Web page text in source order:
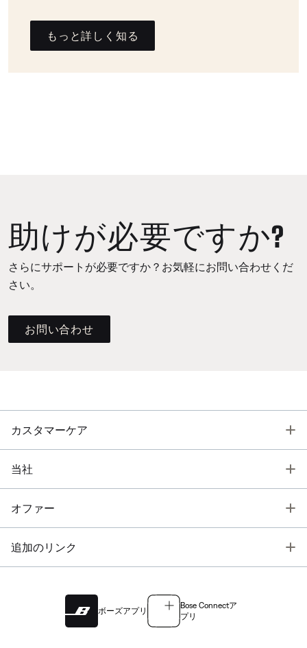
もっと詳しく知る
助けが必要ですか?
さらにサポートが必要ですか？お気軽にお問い合わせくだ
さい。
お問い合わせ
カスタマーケア
当社
オファー
追加のリンク
ボーズアプリ
Bose Connectア
プリ